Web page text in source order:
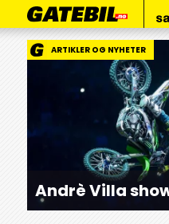
ARTIKLER OG NYHETER
Andrè Villa